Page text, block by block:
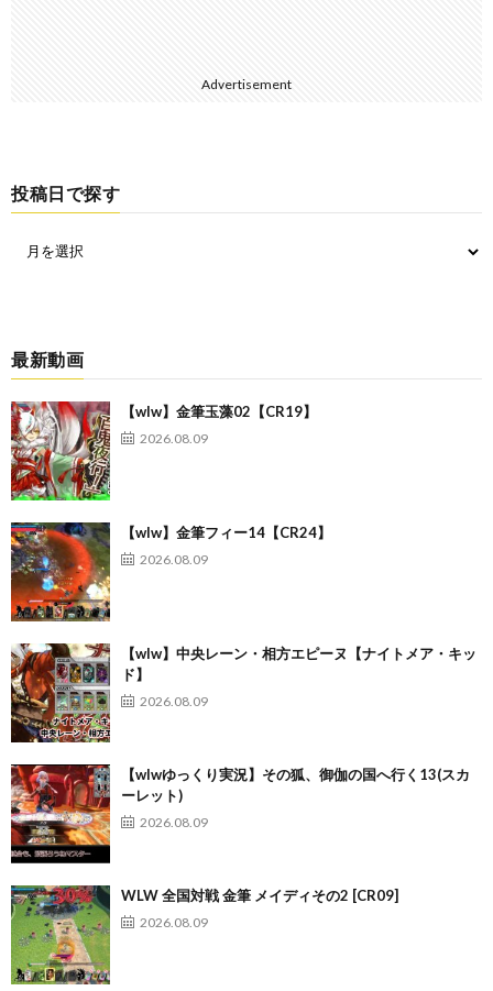
Advertisement
投稿日で探す
最新動画
【wlw】金筆玉藻02【CR19】
2026.08.09
【wlw】金筆フィー14【CR24】
2026.08.09
【wlw】中央レーン・相方エピーヌ【ナイトメア・キッ
ド】
2026.08.09
【wlwゆっくり実況】その狐、御伽の国へ行く13(スカ
ーレット)
2026.08.09
WLW 全国対戦 金筆 メイディその2 [CR09]
2026.08.09